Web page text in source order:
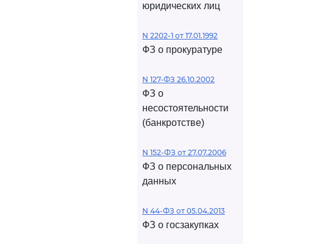
юридических лиц
N 2202-1 от 17.01.1992
ФЗ о прокуратуре
N 127-ФЗ 26.10.2002
ФЗ о
несостоятельности
(банкротстве)
N 152-ФЗ от 27.07.2006
ФЗ о персональных
данных
N 44-ФЗ от 05.04.2013
ФЗ о госзакупках